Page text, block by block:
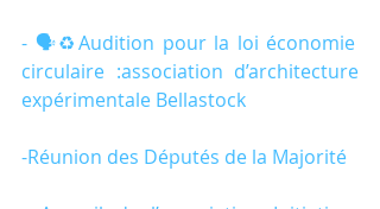
- 🗣️♻️Audition pour la loi économie
circulaire :association d’architecture
expérimentale Bellastock
-Réunion des Députés de la Majorité